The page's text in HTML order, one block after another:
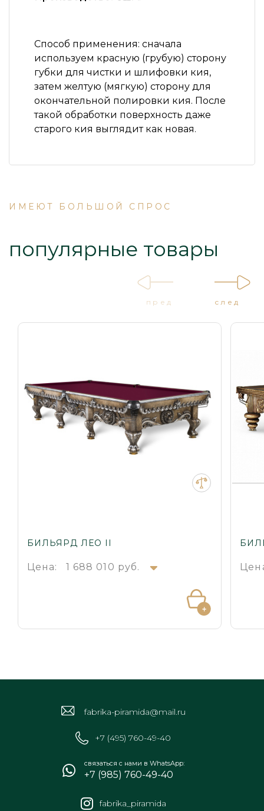
Способ применения: сначала
используем красную (грубую) сторону
губки для чистки и шлифовки кия,
затем желтую (мягкую) сторону для
окончательной полировки кия. После
такой обработки поверхность даже
старого кия выглядит как новая.
ИМЕЮТ БОЛЬШОЙ СПРОС
популярные товары
БИЛЬЯРД ЛЕО II
Цена: 1 688 010 руб.
пред след
fabrika-piramida@mail.ru
+7 (495) 760-49-40
связаться с нами в WhatsApp:
+7 (985) 760-49-40
fabrika_piramida